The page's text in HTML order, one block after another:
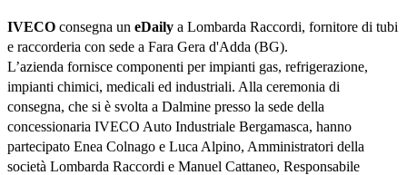
IVECO consegna un eDaily a Lombarda Raccordi, fornitore di tubi
e raccorderia con sede a Fara Gera d'Adda (BG).
L’azienda fornisce componenti per impianti gas, refrigerazione,
impianti chimici, medicali ed industriali. Alla ceremonia di
consegna, che si è svolta a Dalmine presso la sede della
concessionaria IVECO Auto Industriale Bergamasca, hanno
partecipato Enea Colnago e Luca Alpino, Amministratori della
società Lombarda Raccordi e Manuel Cattaneo, Responsabile